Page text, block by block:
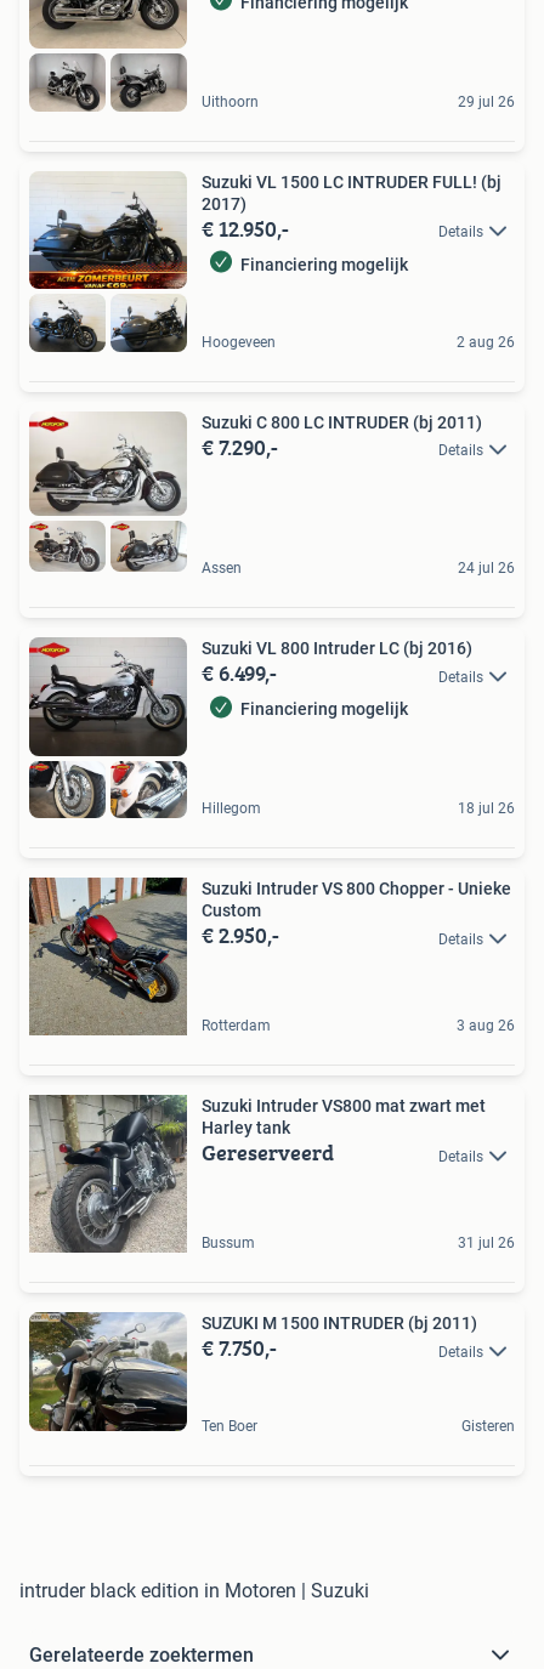
Uithoorn 29 jul 26
Suzuki VL 1500 LC INTRUDER FULL! (bj
2017)
€ 12.950,- Details
Financiering mogelijk
Hoogeveen 2 aug 26
Suzuki C 800 LC INTRUDER (bj 2011)
€ 7.290,- Details
Assen 24 jul 26
Suzuki VL 800 Intruder LC (bj 2016)
€ 6.499,- Details
Financiering mogelijk
Hillegom 18 jul 26
Suzuki Intruder VS 800 Chopper - Unieke
Custom
€ 2.950,- Details
Rotterdam 3 aug 26
Suzuki Intruder VS800 mat zwart met
Harley tank
Gereserveerd Details
Bussum 31 jul 26
SUZUKI M 1500 INTRUDER (bj 2011)
€ 7.750,- Details
Ten Boer Gisteren
intruder black edition in Motoren | Suzuki
Gerelateerde zoektermen